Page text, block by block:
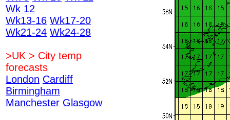
Wk 12
Wk13-16 Wk17-20
Wk21-24 Wk24-28
>UK > City temp
forecasts
London Cardiff
Birmingham
Manchester Glasgow